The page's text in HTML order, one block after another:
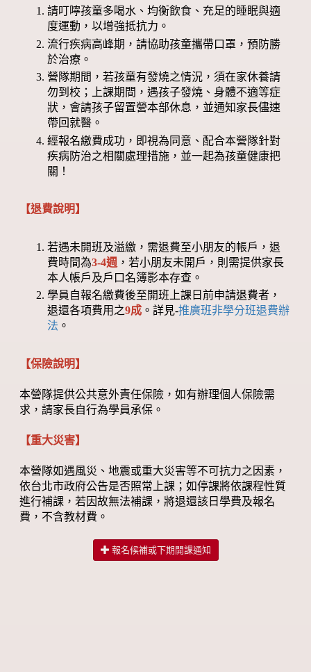
請叮嚀孩童多喝水、均衡飲食、充足的睡眠與適
度運動，以增強抵抗力。
流行疾病高峰期，請協助孩童攜帶口罩，預防勝
於治療。
營隊期間，若孩童有發燒之情況，須在家休養請
勿到校；上課期間，遇孩子發燒、身體不適等症
狀，會請孩子留置營本部休息，並通知家長儘速
帶回就醫。
經報名繳費成功，即視為同意、配合本營隊針對
疾病防治之相關處理措施，並一起為孩童健康把
關！
【退費說明】
若遇未開班及溢繳，需退費至小朋友的帳戶，退
費時間為3-4週 ，若小朋友未開戶，則需提供家長
本人帳戶及戶口名簿影本存查。
學員自報名繳費後至開班上課日前申請退費者，
退還各項費用之9成 。詳見-推廣班非學分班退費辦
法 。
【保險說明】
本營隊提供公共意外責任保險，如有辦理個人保險需
求，請家長自行為學員承保。
【重大災害】
本營隊如遇風災、地震或重大災害等不可抗力之因素，
依台北市政府公告是否照常上課；如停課將依課程性質
進行補課，若因故無法補課，將退還該日學費及報名
費，不含教材費。
報名候補或下期開課通知